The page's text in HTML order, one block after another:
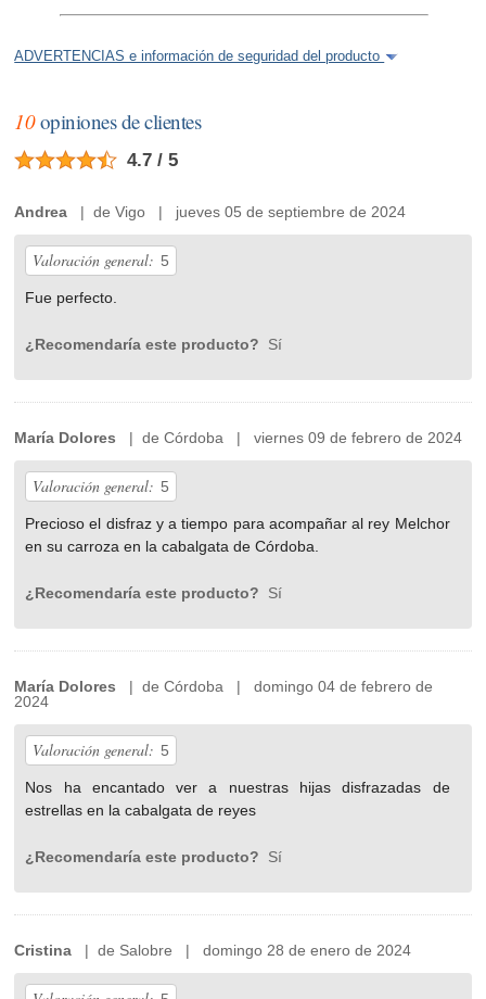
ADVERTENCIAS e información de seguridad del producto
10opiniones de clientes
4.7 / 5
Andrea | de Vigo | jueves 05 de septiembre de 2024
Valoración general: 5
Fue perfecto.
¿Recomendaría este producto? Sí
María Dolores | de Córdoba | viernes 09 de febrero de 2024
Valoración general: 5
Precioso el disfraz y a tiempo para acompañar al rey Melchor
en su carroza en la cabalgata de Córdoba.
¿Recomendaría este producto? Sí
María Dolores | de Córdoba | domingo 04 de febrero de
2024
Valoración general: 5
Nos ha encantado ver a nuestras hijas disfrazadas de
estrellas en la cabalgata de reyes
¿Recomendaría este producto? Sí
Cristina | de Salobre | domingo 28 de enero de 2024